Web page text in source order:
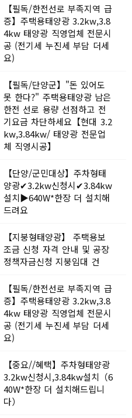
【필독/한전선로 부족지역 급
증】주택용태양광 3.2kw,3.8
4kw 태양광 직영업체 전문시
공 (전기세 누진세 부담 더세
요)
【필독/단양군】"돈 있어도
못 한다?" 주택용태양광 남은
한전 선로 용량 선점하고 전
기요금 차단하세요【현대 3.2
kw,3.84kw/ 태양광 전문업
체 직영시공】
【단양/군민대상】주차형태
양광✔3.2kw신청시✔3.84kw
설치▶640W*한장 더 설치해
드려요
【지붕형태양광】 주택용보
조금 신청 자격 안내 및 공장
정책자금신청 지붕임대 건
【필독/한전선로 부족지역 급
증】주택용태양광 3.2kw,3.8
4kw 태양광 직영업체 전문시
공 (전기세 누진세 부담 더세
요)
【중요//혜택】주차형태양광
3.2kw신청시,3.84kw설치（6
40W*한장 더 설치해드립니
다）